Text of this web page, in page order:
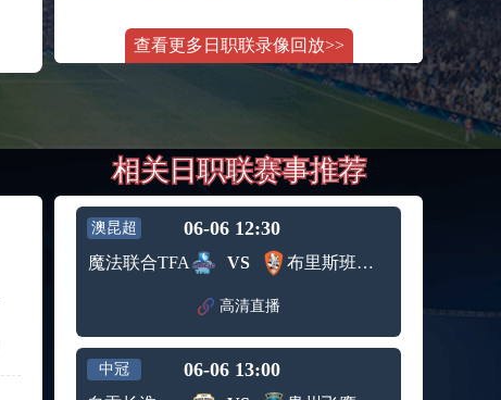
赛女单
第3轮
斯维托丽娜vs萨巴伦卡 全场录像回放
2024年5
月14日
WTA罗
马公开
纳波利塔诺vs贾里 全场录像回放
男单第3
轮
标签： 2024年5
月11日
WTA1000
罗马大
师赛第3
轮
WTT沙特大满贯女单半决赛 陈梦vs早田希娜 全场录像回放
标签： 2024年5
月11日
WTT沙
贯女单
蒙泰罗vs凯茨曼诺维奇 全场录像回放
大师赛
轮
纳尔迪vs鲁内 全场录像回放
标签： 2024年5
月12日
ATP罗马
大师赛
男单第2
萨卡里vs加里宁娜 全场录像回放
查看更多日职联录像回放>>
相关日职联赛事推荐
澳昆超 06-06 12:30
魔法联合TFA VS 布里斯班狮吼青年队
高清直播
中冠 06-06 13:00